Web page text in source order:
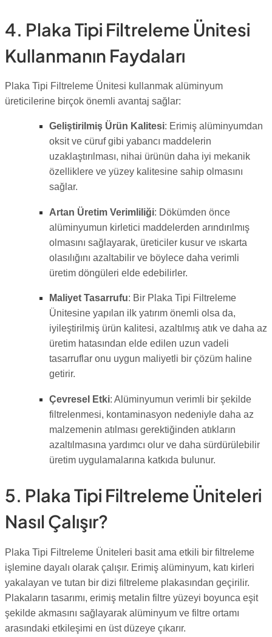
4. Plaka Tipi Filtreleme Ünitesi
Kullanmanın Faydaları
Plaka Tipi Filtreleme Ünitesi kullanmak alüminyum
üreticilerine birçok önemli avantaj sağlar:
Geliştirilmiş Ürün Kalitesi: Erimiş alüminyumdan
oksit ve cüruf gibi yabancı maddelerin
uzaklaştırılması, nihai ürünün daha iyi mekanik
özelliklere ve yüzey kalitesine sahip olmasını
sağlar.
Artan Üretim Verimliliği: Dökümden önce
alüminyumun kirletici maddelerden arındırılmış
olmasını sağlayarak, üreticiler kusur ve ıskarta
olasılığını azaltabilir ve böylece daha verimli
üretim döngüleri elde edebilirler.
Maliyet Tasarrufu: Bir Plaka Tipi Filtreleme
Ünitesine yapılan ilk yatırım önemli olsa da,
iyileştirilmiş ürün kalitesi, azaltılmış atık ve daha az
üretim hatasından elde edilen uzun vadeli
tasarruflar onu uygun maliyetli bir çözüm haline
getirir.
Çevresel Etki: Alüminyumun verimli bir şekilde
filtrelenmesi, kontaminasyon nedeniyle daha az
malzemenin atılması gerektiğinden atıkların
azaltılmasına yardımcı olur ve daha sürdürülebilir
üretim uygulamalarına katkıda bulunur.
5. Plaka Tipi Filtreleme Üniteleri
Nasıl Çalışır?
Plaka Tipi Filtreleme Üniteleri basit ama etkili bir filtreleme
işlemine dayalı olarak çalışır. Erimiş alüminyum, katı kirleri
yakalayan ve tutan bir dizi filtreleme plakasından geçirilir.
Plakaların tasarımı, erimiş metalin filtre yüzeyi boyunca eşit
şekilde akmasını sağlayarak alüminyum ve filtre ortamı
arasındaki etkileşimi en üst düzeye çıkarır.